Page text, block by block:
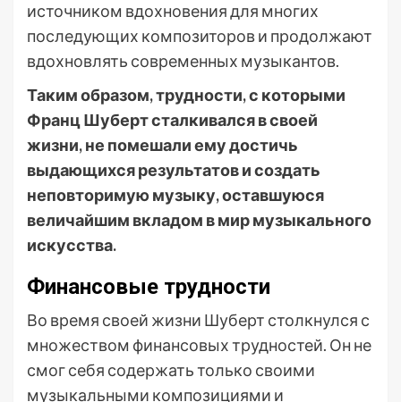
источником вдохновения для многих
последующих композиторов и продолжают
вдохновлять современных музыкантов.
Таким образом, трудности, с которыми
Франц Шуберт сталкивался в своей
жизни, не помешали ему достичь
выдающихся результатов и создать
неповторимую музыку, оставшуюся
величайшим вкладом в мир музыкального
искусства.
Финансовые трудности
Во время своей жизни Шуберт столкнулся с
множеством финансовых трудностей. Он не
смог себя содержать только своими
музыкальными композициями и